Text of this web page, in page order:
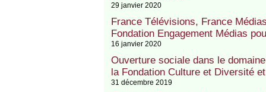
29 janvier 2020
France Télévisions, France
Fondation Engagement Médias
16 janvier 2020
Ouverture sociale dans le
la Fondation Culture et Diversité
31 décembre 2019